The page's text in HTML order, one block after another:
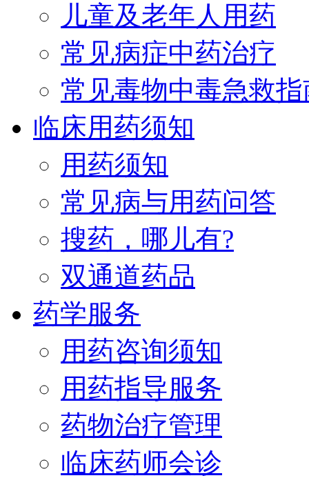
儿童及老年人用药
常见病症中药治疗
常见毒物中毒急救指
临床用药须知
用药须知
常见病与用药问答
搜药，哪儿有?
双通道药品
药学服务
用药咨询须知
用药指导服务
药物治疗管理
临床药师会诊